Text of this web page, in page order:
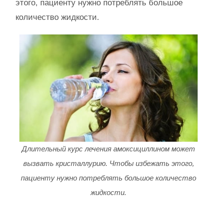
этого, пациенту нужно потреблять большое
количество жидкости.
Длительный курс лечения амоксициллином может
вызвать кристаллурию. Чтобы избежать этого,
пациенту нужно потреблять большое количество
жидкости.